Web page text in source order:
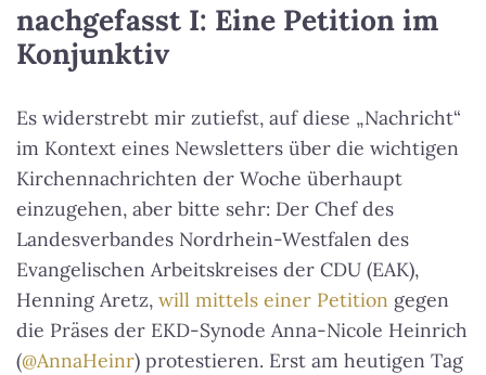
nachgefasst I: Eine Petition im
Konjunktiv
Es widerstrebt mir zutiefst, auf diese „Nachricht“
im Kontext eines Newsletters über die wichtigen
Kirchennachrichten der Woche überhaupt
einzugehen, aber bitte sehr: Der Chef des
Landesverbandes Nordrhein-Westfalen des
Evangelischen Arbeitskreises der CDU (EAK),
Henning Aretz, will mittels einer Petition gegen
die Präses der EKD-Synode Anna-Nicole Heinrich
(@AnnaHeinr) protestieren. Erst am heutigen Tag